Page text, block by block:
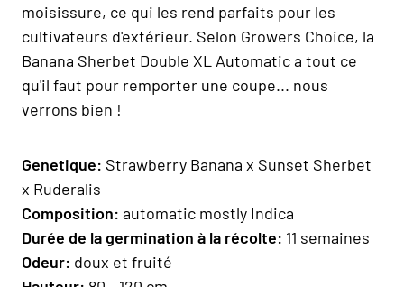
moisissure, ce qui les rend parfaits pour les
cultivateurs d'extérieur. Selon Growers Choice, la
Banana Sherbet Double XL Automatic a tout ce
qu'il faut pour remporter une coupe... nous
verrons bien !
Genetique: Strawberry Banana x Sunset Sherbet
x Ruderalis
Composition: automatic mostly Indica
Durée de la germination à la récolte: 11 semaines
Odeur: doux et fruité